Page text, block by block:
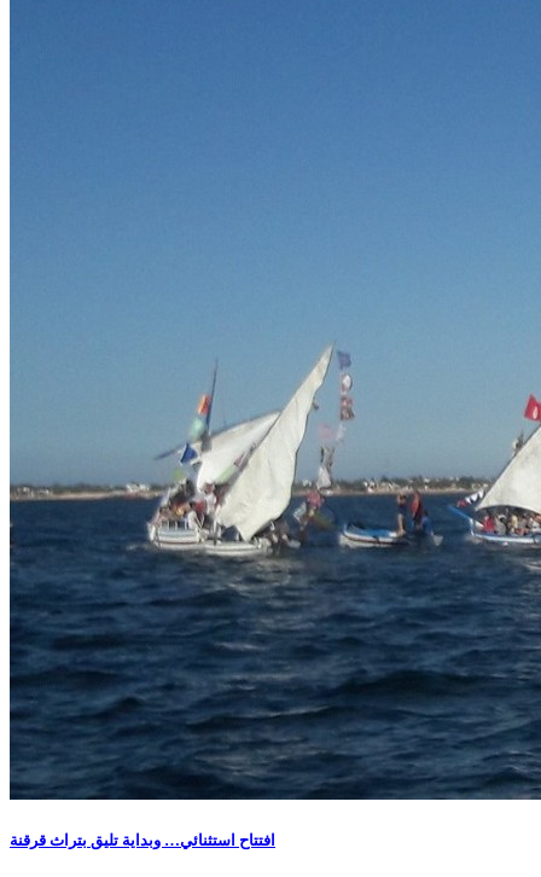
افتتاح استثنائي… وبداية تليق بتراث قرقنة